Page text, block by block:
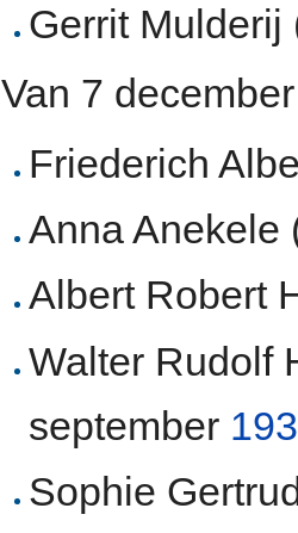
Gerrit Mulderij
Van 7
Friederich
Anna Anekele
Albert Robert
Walter Rudolf
september
Sophie